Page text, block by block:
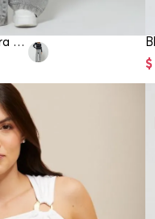
Blusa manga larga para mujer
$